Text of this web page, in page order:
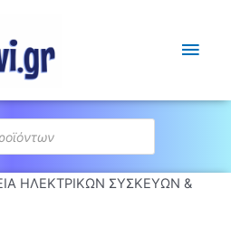
ΗΛΕΚΤΡΙΚΩΝ ΣΥΣΚΕΥΩΝ &